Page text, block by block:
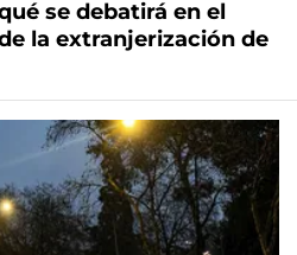
se debatirá en el
la extranjerización de